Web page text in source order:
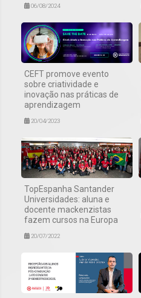
06/08/2024
CEFT promove evento
sobre criatividade e
inovação nas práticas de
aprendizagem
20/04/2023
TopEspanha Santander
Universidades: aluna e
docente mackenzistas
fazem cursos na Europa
20/07/2022